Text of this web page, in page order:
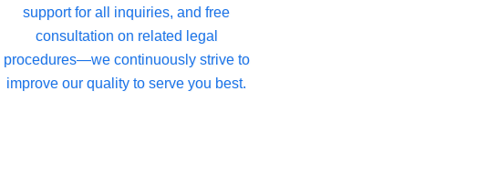
support for all inquiries, and free
consultation on related legal
procedures—we continuously strive to
improve our quality to serve you best.